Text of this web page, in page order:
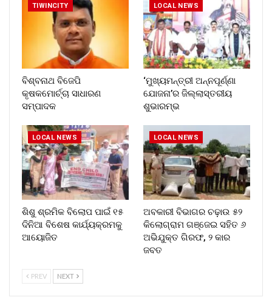
TIWINCITY
ବିଶ୍ବନାଥ ବିଜେପି
କୃଷକମୋର୍ଚ୍ଚା ସାଧାରଣ
ସମ୍ପାଦକ
LOCAL NEWS
‘ମୁଖ୍ୟମନ୍ତ୍ରୀ ଅନ୍ନପୂର୍ଣ୍ଣା
ଯୋଜନା’ର ଜିଲ୍ଲାସ୍ତରୀୟ
ଶୁଭାରମ୍ଭ
LOCAL NEWS
ଶିଶୁ ଶ୍ରମିକ ବିଲୋପ ପାଇଁ ୧୫
ଦିନିଆ ବିଶେଷ କାର୍ଯ୍ୟକ୍ରମକୁ
ଆୟୋଜିତ
LOCAL NEWS
ଅବକାରୀ ବିଭାଗର ଚଢ଼ାଉ ୫୨
କିଲୋଗ୍ରାମ ଗଞ୍ଜେଇ ସହିତ ୬
ଅଭିଯୁକ୍ତ ଗିରଫ, ୨ କାର
ଜବତ
PREV NEXT